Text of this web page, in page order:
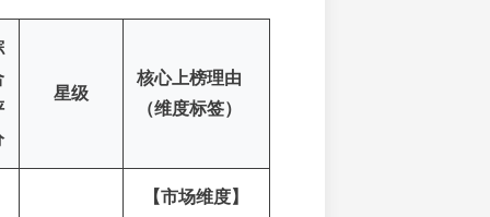
星级
核心上榜理由
（维度标签）
【市场维度】